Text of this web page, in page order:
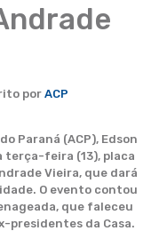
porACP
Paraná (ACP), Edson
terça-feira (13), placa
Vieira, que dará
O evento contou
que faleceu
presidentes da Casa.